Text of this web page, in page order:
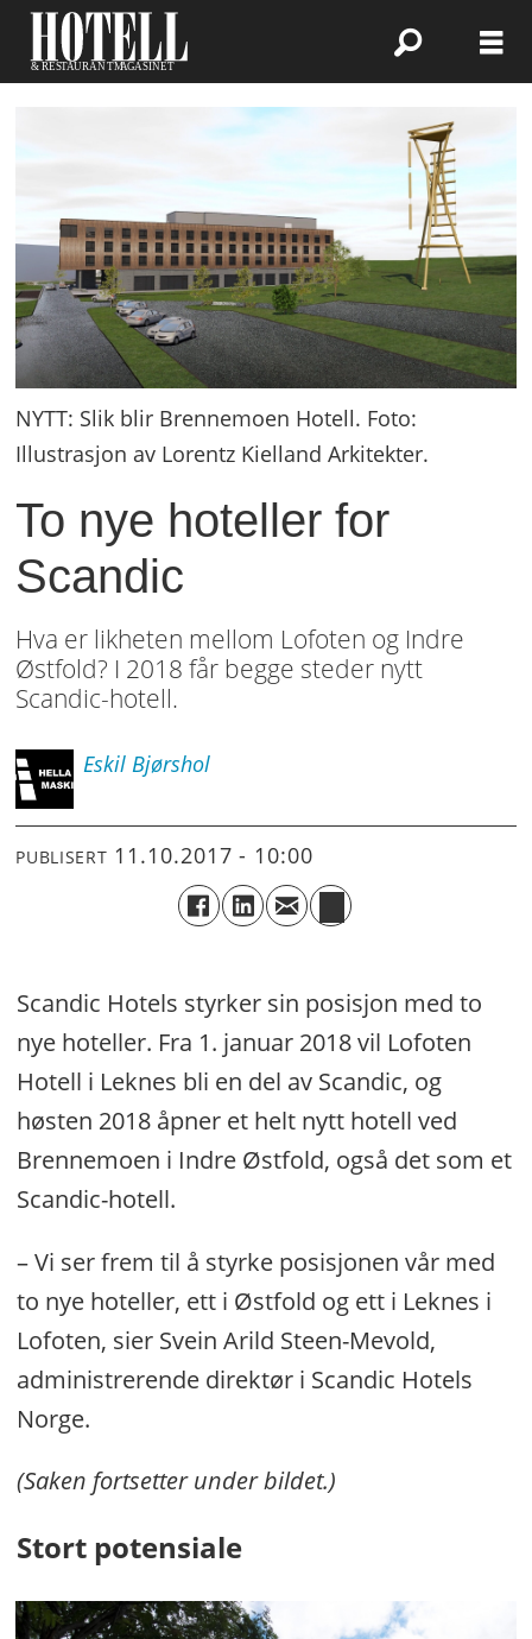
NYTT: Slik blir Brennemoen Hotell. Foto:
Illustrasjon av Lorentz Kielland Arkitekter.
To nye hoteller for
Scandic
Hva er likheten mellom Lofoten og Indre
Østfold? I 2018 får begge steder nytt
Scandic-hotell.
Eskil Bjørshol
PUBLISERT 11.10.2017 - 10:00
Scandic Hotels styrker sin posisjon med to
nye hoteller. Fra 1. januar 2018 vil Lofoten
Hotell i Leknes bli en del av Scandic, og
høsten 2018 åpner et helt nytt hotell ved
Brennemoen i Indre Østfold, også det som et
Scandic-hotell.
– Vi ser frem til å styrke posisjonen vår med
to nye hoteller, ett i Østfold og ett i Leknes i
Lofoten, sier Svein Arild Steen-Mevold,
administrerende direktør i Scandic Hotels
Norge.
(Saken fortsetter under bildet.)
Stort potensiale